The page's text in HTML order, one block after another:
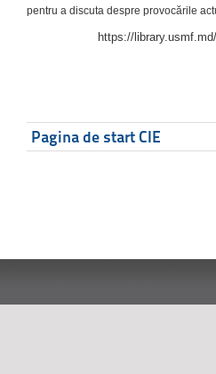
pentru a discuta despre provocările
https://
Pagina de start CIE